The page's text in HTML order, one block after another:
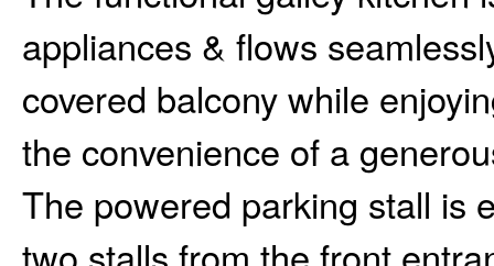
appliances & flows
covered balcony while
the convenience of a
The powered parking stall is